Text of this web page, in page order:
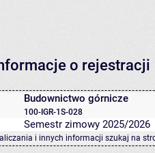
o rejestracji
Budownictwo górnicze
100-IGR-1S-028
Semestr zimowy 2025/2026
i innych informacji szukaj na